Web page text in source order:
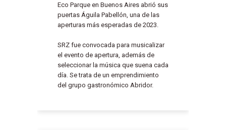
Eco Parque en Buenos Aires abrió sus
puertas Águila Pabellón, una de las
aperturas más esperadas de 2023.
SRZ fue convocada para musicalizar
el evento de apertura, además de
seleccionar la música que suena cada
día. Se trata de un emprendimiento
del grupo gastronómico Abridor.